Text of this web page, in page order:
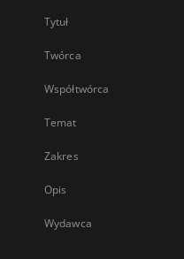
Tytuł
Twórca
Współtwórca
Temat
Zakres
Opis
Wydawca